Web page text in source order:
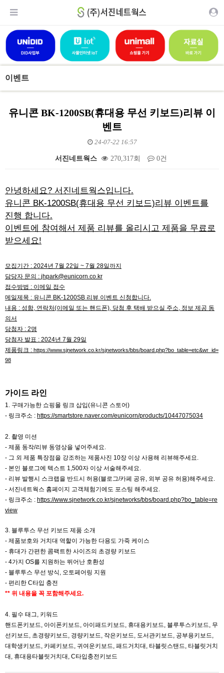
이벤트
유니콘 BK-1200SB(휴대용 무선 키보드)리뷰 이
벤트
24-07-22 16:57
서진네트웍스 270,317회 0건
안녕하세요? 서진네트웍스입니다.
유니콘 BK-1200SB(휴대용 무선 키보드)리뷰 이벤트를
진행 합니다.
이벤트에 참여해서 제품 리뷰를 올리시고 제품을 무료로
받으세요!
모집기간 : 2024년 7월 22일 ~ 7월 28일까지
담당자 문의 : jhpark@eunicorn.co.kr
접수방법 : 이메일 접수
메일제목 : 유니콘 BK-1200SB 리뷰 이벤트 신청합니다.
내용 : 성함, 연락처(이메일 또는 핸드폰), 당첨 후 택배 받으실 주소, 정보 제공 동
의서
당첨자 : 2명
당첨자 발표 : 2024년 7월 29일
제품링크 : https://www.sjnetwork.co.kr/sjnetworks/bbs/board.php?bo_table=etc&wr_id=
98
가이드 라인
1. 구매가능한 쇼핑몰 링크 삽입(유니콘 스토어)
- 링크주소 : https://smartstore.naver.com/eunicorn/products/10447075034
2. 촬영 미션
- 제품 동작/리뷰 동영상을 넣어주세요.
- 그 외 제품 특장점을 강조하는 제품사진 10장 이상 사용해 리뷰해주세요.
- 본인 블로그에 텍스트 1,500자 이상 서술해주세요.
- 리뷰 발행시 스크랩을 반드시 허용(블로그/카페 공유, 외부 공유 허용)해주세요.
- 서진네트웍스 홈페이지 고객체험기에도 포스팅 해주세요.
- 링크주소 : https://www.sjnetwork.co.kr/sjnetworks/bbs/board.php?bo_table=re
view
3. 블루투스 무선 키보드 제품 소개
- 제품보호와 거치대 역할이 가능한 다용도 가죽 케이스
- 휴대가 간편한 콤팩트한 사이즈의 초경량 키보드
- 4가지 OS를 지원하는 뛰어난 호환성
- 블루투스 무선 방식, 오토페어링 지원
- 편리한 C타입 충전
** 위 내용을 꼭 포함해주세요.
4. 필수 태그, 키워드
핸드폰키보드, 아이폰키보드, 아이패드키보드, 휴대용키보드, 블루투스키보드, 무
선키보드, 초경량키보드, 경량키보드, 작은키보드, 도서관키보드, 공부용키보드,
대학생키보드, 카페키보드, 귀여운키보드, 패드거치대, 타블릿스탠드, 타블릿거치
대, 휴대용타블릿거치대, C타입충전키보드